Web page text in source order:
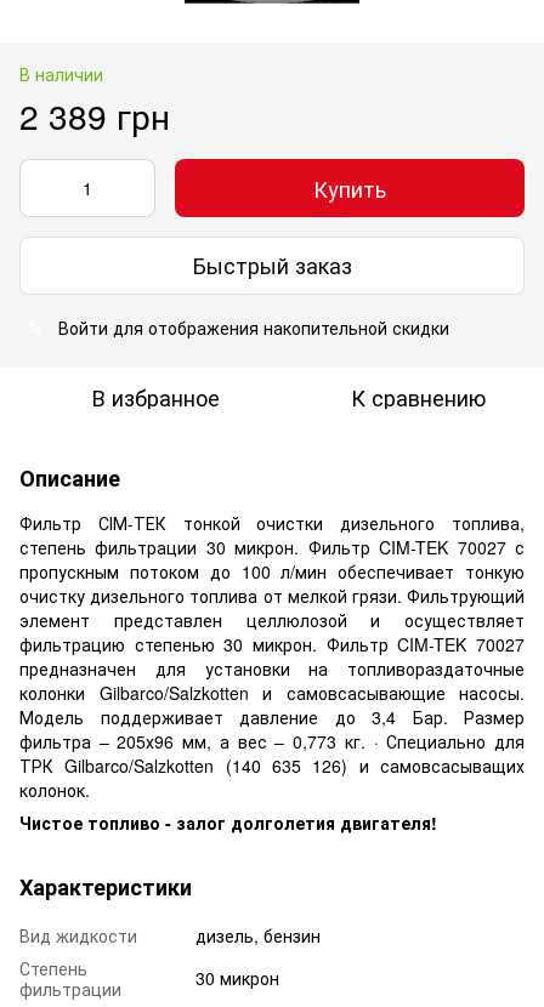
В наличии
2 389 грн
Купить
Быстрый заказ
Войти для отображения накопительной скидки
В избранное К сравнению
Описание
Фильтр СІМ-ТЕК тонкой очистки дизельного топлива,
степень фильтрации 30 микрон. Фильтр CIM-TEK 70027 с
пропускным потоком до 100 л/мин обеспечивает тонкую
очистку дизельного топлива от мелкой грязи. Фильтрующий
элемент представлен целлюлозой и осуществляет
фильтрацию степенью 30 микрон. Фильтр CIM-TEK 70027
предназначен для установки на топливораздаточные
колонки Gilbarco/Salzkotten и самовсасывающие насосы.
Модель поддерживает давление до 3,4 Бар. Размер
фильтра – 205х96 мм, а вес – 0,773 кг. · Специально для
ТРК Gilbarco/Salzkotten (140 635 126) и самовсасыващих
колонок.
Чистое топливо - залог долголетия двигателя!
Характеристики
Вид жидкости
дизель, бензин
Степень
фильтрации
30 микрон